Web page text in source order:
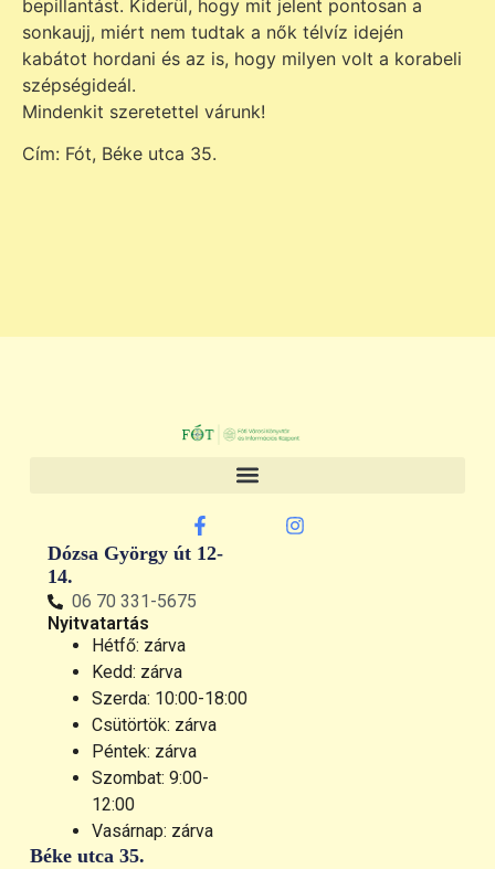
bepillantást. Kiderül, hogy mit jelent pontosan a
sonkaujj, miért nem tudtak a nők télvíz idején
kabátot hordani és az is, hogy milyen volt a korabeli
szépségideál.
Mindenkit szeretettel várunk!
Cím: Fót, Béke utca 35.
Béke utca 35.
Dózsa György út 12-
14.
06 70 331-5675
Nyitvatartás
Hétfő: zárva
Kedd: zárva
Szerda: 10:00-18:00
Csütörtök: zárva
Péntek: zárva
Szombat: 9:00-
12:00
Vasárnap: zárva